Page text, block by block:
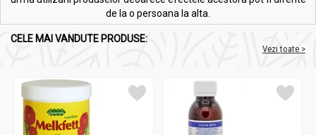
de la o persoana la alta.
CELE MAI VANDUTE PRODUSE:
Vezi toate >